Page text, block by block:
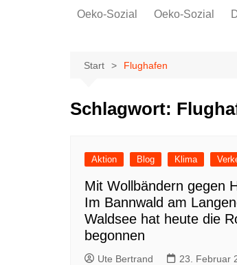
Oeko-Sozial
Arbeitsplätze
Oeko-Sozial
Arbeitsplätze
Start Flughafen
Schlagwort:
Aktion Blog Klima
Mit Wollbändern gegen
Im Bannwald am
Waldsee hat heute die
begonnen
Ute Bertrand 23. Februar